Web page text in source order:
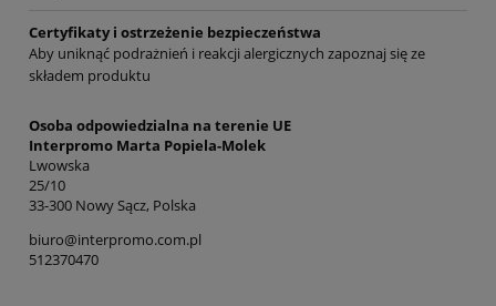
Certyfikaty i ostrzeżenie bezpieczeństwa
Aby uniknąć podrażnień i reakcji alergicznych zapoznaj się ze
składem produktu
Osoba odpowiedzialna na terenie UE
Interpromo Marta Popiela-Molek
Lwowska
25/10
33-300 Nowy Sącz, Polska
biuro@interpromo.com.pl
512370470